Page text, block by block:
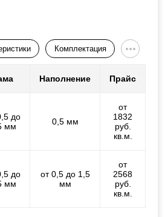
Комплектация
Наполнение Прайс
до
мм
0,5 мм
от
1832
руб.
кв.м.
до
мм
от 0,5 до 1,5
мм
от
2568
руб.
кв.м.